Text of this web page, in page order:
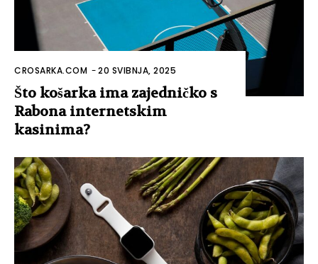
CROSARKA.COM -20 SVIBNJA, 2025
Što košarka ima zajedničko s
Rabona internetskim
kasinima?